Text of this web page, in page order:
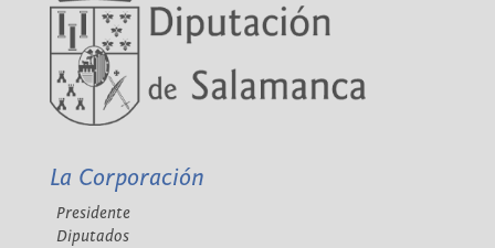
La Corporación
Presidente
Diputados